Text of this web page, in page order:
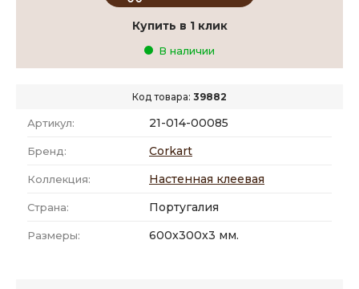
Код товара: 39882
Артикул: 21-014-00085
Бренд: Corkart
Коллекция: Настенная клеевая
Страна: Португалия
Размеры: 600x300x3 мм.
Купить в 1 клик
В наличии